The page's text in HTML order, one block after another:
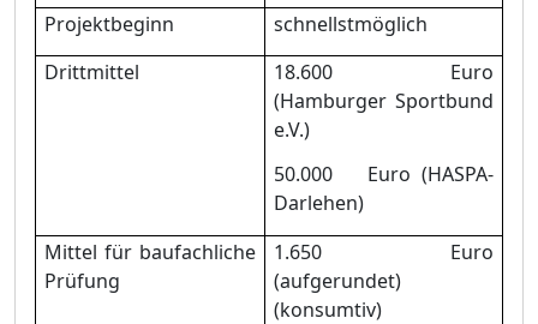
Projektbeginn
schnellstmöglich
Drittmittel
18.600 Euro
(Hamburger Sportbund
e.V.)
50.000 Euro (HASPA-
Darlehen)
Mittel für baufachliche
Prüfung
1.650 Euro
(aufgerundet)
(konsumtiv)